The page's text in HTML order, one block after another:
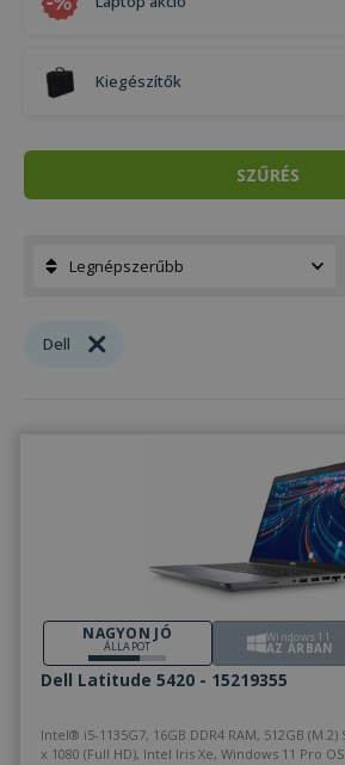
Kiegészítők
SZŰRÉS
Dell
NAGYON JÓ
ÁLLAPOT
Windows 11
AZ ÁRBAN
Dell Latitude 5420 - 15219355
Intel® i5-1135G7, 16GB DDR4 RAM, 512GB (M.2) SSD, 14" (35,5 cm), 1920
x 1080 (Full HD), Intel Iris Xe, Windows 11 Pro OS